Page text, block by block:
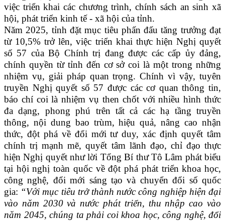
việc triển khai các chương trình, chính sách an sinh xã
hội, phát triển kinh tế - xã hội của tỉnh.
Năm 2025, tỉnh đặt mục tiêu phấn đấu tăng trưởng đạt
từ 10,5% trở lên, việc triển khai thực hiện Nghị quyết
số 57 của Bộ Chính trị đang được các cấp ủy đảng,
chính quyền từ tỉnh đến cơ sở coi là một trong những
nhiệm vụ, giải pháp quan trọng. Chính vì vậy, tuyên
truyền Nghị quyết số 57 được các cơ quan thông tin,
báo chí coi là nhiệm vụ then chốt với nhiều hình thức
đa dạng, phong phú trên tất cả các hạ tầng truyền
thông, nội dung bao trùm, hiệu quả, nâng cao nhận
thức, đột phá về đổi mới tư duy, xác định quyết tâm
chính trị mạnh mẽ, quyết tâm lãnh đạo, chỉ đạo thực
hiện Nghị quyết như lời Tổng Bí thư Tô Lâm phát biểu
tại hội nghị toàn quốc về đột phá phát triển khoa học,
công nghệ, đổi mới sáng tạo và chuyển đổi số quốc
gia: “Với mục tiêu trở thành nước công nghiệp hiện đại
vào năm 2030 và nước phát triển, thu nhập cao vào
năm 2045, chúng ta phải coi khoa học, công nghệ, đổi